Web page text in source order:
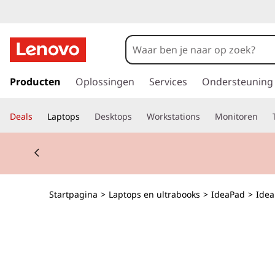
d
e
a
P
d
a
a
r
h
Producten Oplossingen Services Ondersteuning
Deals Laptops Desktops Workstations Monitoren
Currently displaying item 2 of 2
Startpagina > Laptops en ultrabooks > IdeaPad >